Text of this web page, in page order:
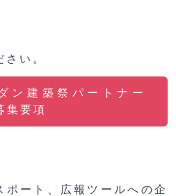
い。
ン建築祭パートナー
集要項
ポート、広報ツールへの企